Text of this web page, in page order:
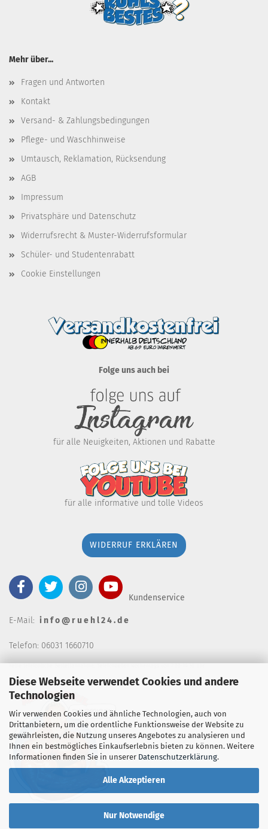
Diese Webseite verwendet Cookies und andere
Technologien
Wir verwenden Cookies und ähnliche Technologien, auch von
Drittanbietern, um die ordentliche Funktionsweise der Website zu
gewährleisten, die Nutzung unseres Angebotes zu analysieren und
Ihnen ein bestmögliches Einkaufserlebnis bieten zu können. Weitere
Informationen finden Sie in unserer Datenschutzerklärung.
Alle Akzeptieren
Nur Notwendige
Mehr über...
Fragen und Antworten
Kontakt
Versand- & Zahlungsbedingungen
Pflege- und Waschhinweise
Umtausch, Reklamation, Rücksendung
AGB
Impressum
Privatsphäre und Datenschutz
Widerrufsrecht & Muster-Widerrufsformular
Schüler- und Studentenrabatt
Cookie Einstellungen
Folge uns auch bei
für alle Neuigkeiten, Aktionen und Rabatte
für alle informative und tolle Videos
WIDERRUF ERKLÄREN
Kundenservice
E-Mail: i n f o @ r u e h l 2 4 . d e
Telefon: 06031 1660710